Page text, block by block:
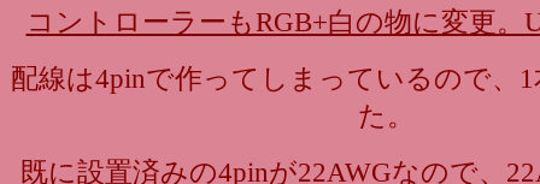
コントローラーもRGB+白の物に変更。
配線は4pinで作ってしまっているので、
た。
既に設置済みの4pinが22AWGなので、